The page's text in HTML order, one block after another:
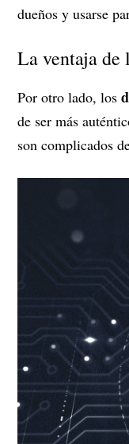
dueños y usarse
La ventaja de
Por otro lado, los
de ser más
son complicados